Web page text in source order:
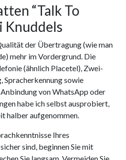
“Talk To
Knuddels
der Übertragung (wie man
mehr im Vordergrund. Die
(ähnlich Placetel), Zwei-
sowie
von WhatsApp oder
habe ich selbst ausprobiert,
halber aufgenommen.
Ihres
sind, beginnen Sie mit